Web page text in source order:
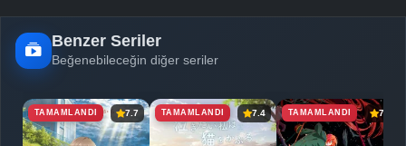
Benzer Seriler
Beğenebileceğin diğer seriler
TAMAMLANDI 7.7 TAMAMLANDI 7.4 TAMAMLANDI 7.9